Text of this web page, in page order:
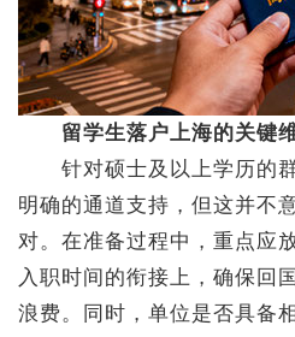
留学生落户上海的关键
针对硕士及以上学历的群
明确的通道支持，但这并不
对。在准备过程中，重点应
入职时间的衔接上，确保回
浪费。同时，单位是否具备